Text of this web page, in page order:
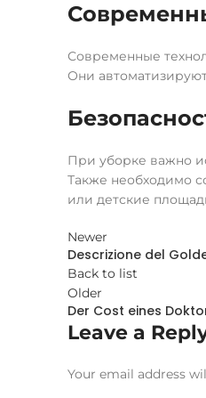
Современные
Они
При уборке важно
Также необходимо
или детские
Newer
Descrizione del
Back to list
Older
Der Cost eines
Leave a
Your email address